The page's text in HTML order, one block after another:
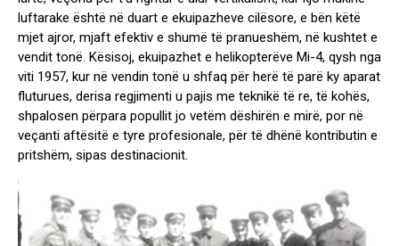
luftarake është në duart e ekuipazheve cilësore, e bën këtë
mjet ajror, mjaft efektiv e shumë të pranueshëm, në kushtet e
vendit tonë. Kësisoj, ekuipazhet e helikopterëve Mi-4, qysh nga
viti 1957, kur në vendin tonë u shfaq për herë të parë ky aparat
fluturues, derisa regjimenti u pajis me teknikë të re, të kohës,
shpalosen përpara popullit jo vetëm dëshirën e mirë, por në
veçanti aftësitë e tyre profesionale, për të dhënë kontributin e
pritshëm, sipas destinacionit.